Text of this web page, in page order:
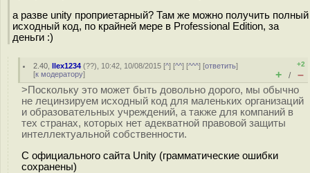
а разве unity проприетарный? Там же можно получить полный
исходный код, по крайней мере в Professional Edition, за
деньги :)
2.40 ,llex1234 (??), 10:42, 10/08/2015 [^] [^^] [^^^] [ответить]
[к модератору]
+2
+ / –
>Поскольку это может быть довольно дорого, мы обычно
не лецинзируем исходный код для маленьких организаций
и образовательных учреждений, а также для компаний в
тех странах, которых нет адекватной правовой защиты
интеллектуальной собственности.
С официального сайта Unity (грамматические ошибки
сохранены)